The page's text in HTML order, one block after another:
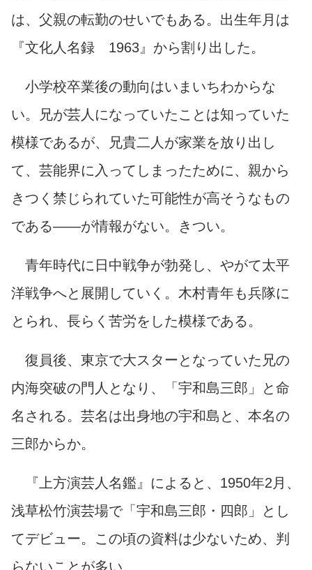
は、父親の転勤のせいでもある。出生年月は
『文化人名録 1963』から割り出した。
小学校卒業後の動向はいまいちわからな
い。兄が芸人になっていたことは知っていた
模様であるが、兄貴二人が家業を放り出し
て、芸能界に入ってしまったために、親から
きつく禁じられていた可能性が高そうなもの
である――が情報がない。きつい。
青年時代に日中戦争が勃発し、やがて太平
洋戦争へと展開していく。木村青年も兵隊に
とられ、長らく苦労をした模様である。
復員後、東京で大スターとなっていた兄の
内海突破の門人となり、「宇和島三郎」と命
名される。芸名は出身地の宇和島と、本名の
三郎からか。
『上方演芸人名鑑』によると、1950年2月、
浅草松竹演芸場で「宇和島三郎・四郎」とし
てデビュー。この頃の資料は少ないため、判
らないことが多い。